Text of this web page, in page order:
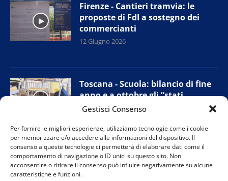
Gestisci Consenso
Per fornire le migliori esperienze, utilizziamo tecnologie come i cookie
per memorizzare e/o accedere alle informazioni del dispositivo. Il
consenso a queste tecnologie ci permetterà di elaborare dati come il
comportamento di navigazione o ID unici su questo sito. Non
acconsentire o ritirare il consenso può influire negativamente su alcune
caratteristiche e funzioni.
Firenze - Cantieri tramvia: le
proposte di FdI a sostegno dei
commercianti
12 Giugno 2026
Toscana - Scuola: bilancio di fine
anno e a ottobre gli “stati
generali”
Campi Bisenzio (Fi) - Sudd Cobas:
presidio alla Chen Mingzhi, prove